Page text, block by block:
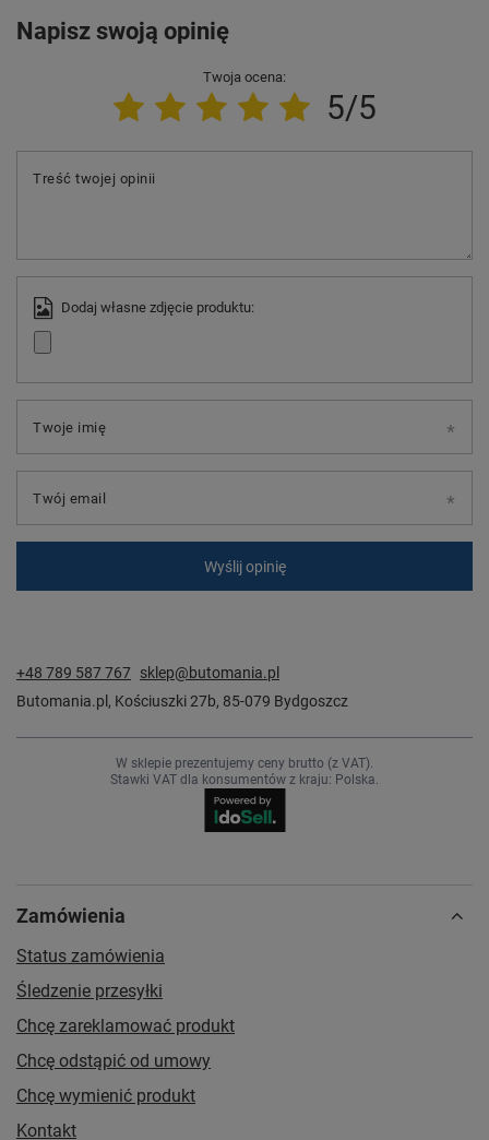
Napisz swoją opinię
Twoja ocena:
5/5
Treść twojej opinii
Dodaj własne zdjęcie produktu:
Twoje imię
Twój email
Wyślij opinię
+48 789 587 767 sklep@butomania.pl
Butomania.pl , Kościuszki 27b, 85-079 Bydgoszcz
W sklepie prezentujemy ceny brutto (z VAT).
Stawki VAT dla konsumentów z kraju: Polska.
Zamówienia
Status zamówienia
Śledzenie przesyłki
Chcę zareklamować produkt
Chcę odstąpić od umowy
Chcę wymienić produkt
Kontakt